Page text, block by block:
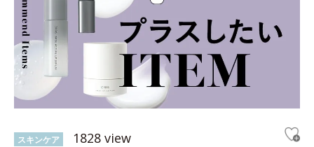
スキンケア 1828 view